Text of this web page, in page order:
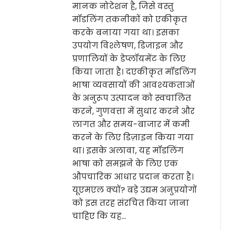
मानक नोटेशन है, जिसे वस्तु
मॉडलिंग तकनीकों को एकीकृत
करके बनाया गया था। इसका
उपयोग विश्लेषण, डिजाइन और
प्रणालियों के डेप्लॉयमेंट के लिए
किया जाता है। दएकीकृत मॉडलिंग
भाषा व्यवसायों की आवश्यकताओं
के अनुरूप उत्पादन को स्वचालित
करने, गुणवत्ता में सुधार करने और
लागत और समय-बाजार में कमी
करने के लिए डिज़ाइन किया गया
था। इसके अलावा, यह मॉडलिंग
भाषा को समझने के लिए एक
औपचारिक आधार प्रदान करता है।
यूएमएल क्यों? बड़े उद्यम अनुप्रयोगों
को इस तरह संरचित किया जाना
चाहिए कि यह…